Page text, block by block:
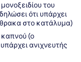
του
ότι υπάρχει
στο κατάλυμα)
καπνού (ο
ανιχνευτής